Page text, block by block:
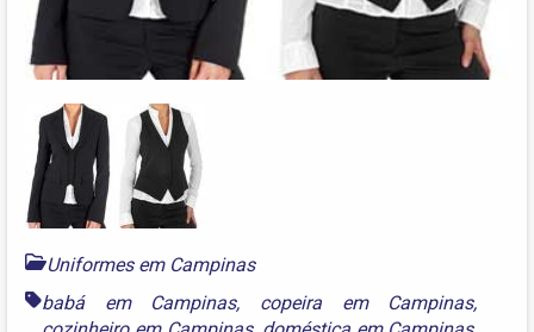
Uniformes em Campinas
babá em Campinas, copeira em Campinas,